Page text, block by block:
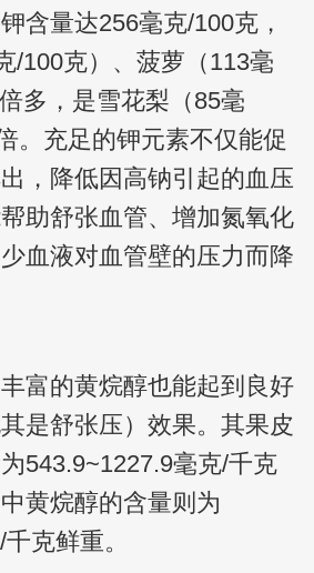
含量达256毫克/100克，
/100克）、菠萝（113毫
多，是雪花梨（85毫
。充足的钾元素不仅能促
，降低因高钠引起的血压
助舒张血管、增加氮氧化
血液对血管壁的压力而降
的黄烷醇也能起到良好
是舒张压）效果。其果皮
543.9~1227.9毫克/千克
黄烷醇的含量则为
克鲜重。